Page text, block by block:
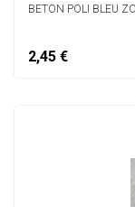
BETON POLI BLEU
2,45 €